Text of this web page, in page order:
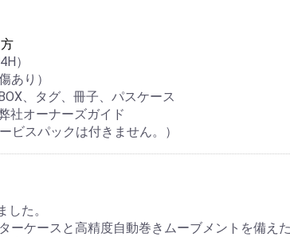
お買い物を続ける カートへ進む
）
あり）
、タグ、冊子、パスケース
社オーナーズガイド
ビスパックは付きません。）
た。
ーケースと高精度自動巻きムーブメントを備え